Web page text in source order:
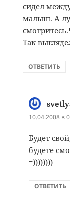
сидел
малыш. А
Так
ОТВЕТИТЬ
10.04.2008 в
Будет
будете
=))))))))
ОТВЕТИТЬ